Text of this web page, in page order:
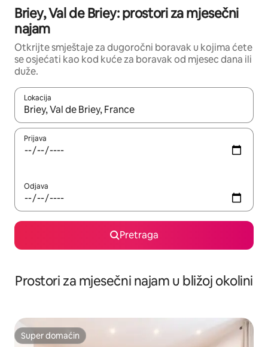
Briey, Val de Briey: prostori za mjesečni
najam
Otkrijte smještaje za dugoročni boravak u kojima ćete
se osjećati kao kod kuće za boravak od mjesec dana ili
duže.
Lokacija
Kad su rezultati dostupni, možete da se krećete kroz njih
Prijava
Odjava
Pretraga
Prostori za mjesečni najam u bližoj okolini
Super domaćin
Super domaćin